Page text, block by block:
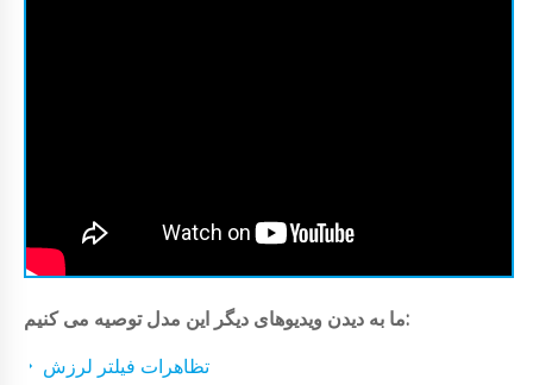
ما به دیدن ویدیوهای دیگر این مدل توصیه می کنیم:
تظاهرات فیلتر لرزش